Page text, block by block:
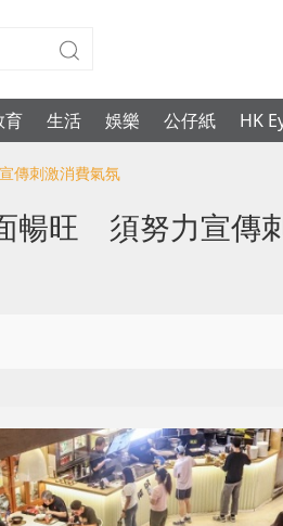
育 生活 娛樂 公仔紙 HK
傳刺激消費氣氛
暢旺 須努力宣傳